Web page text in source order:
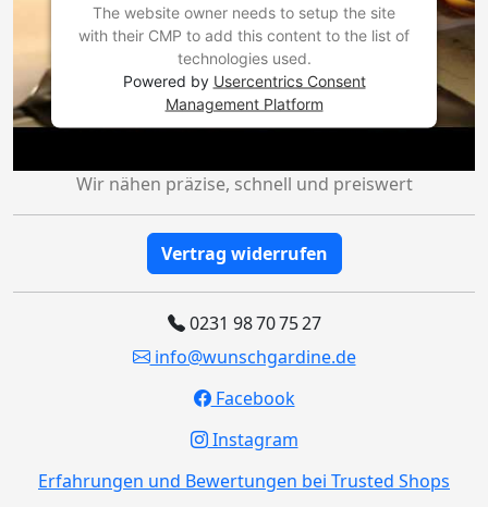
The website owner needs to setup the site
with their CMP to add this content to the list of
technologies used.
Powered by Usercentrics Consent
Management Platform
Wir nähen präzise, schnell und preiswert
Vertrag widerrufen
0231 98 70 75 27
info@wunschgardine.de
Facebook
Instagram
Erfahrungen und Bewertungen bei Trusted Shops